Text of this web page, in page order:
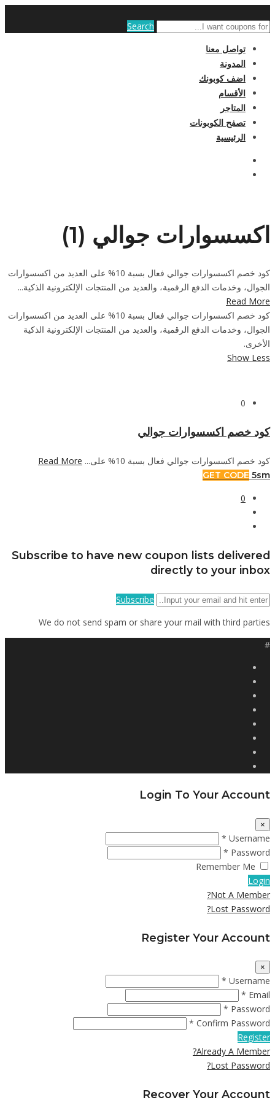
Search
تواصل معنا
المدونة
اضف كوبونك
الأقسام
المتاجر
تصفح الكوبونات
الرئيسية
اكسسوارات جوالي (1)
كود خصم اكسسوارات جوالي فعال بسبة 10% على العديد من اكسسوارات
الجوال، وخدمات الدفع الرقمية، والعديد من المنتجات الإلكترونية الذكية...
Read More
كود خصم اكسسوارات جوالي فعال بسبة 10% على العديد من اكسسوارات
الجوال، وخدمات الدفع الرقمية، والعديد من المنتجات الإلكترونية الذكية
الأخرى.
Show Less
0
كود خصم اكسسوارات جوالي
كود خصم اكسسوارات جوالي فعال بسبة 10% على... Read More
GET CODE 5sm
0
Subscribe to have new coupon lists delivered
directly to your inbox
Subscribe
We do not send spam or share your mail with third parties
#
Login To Your Account
×
Username *
Password *
Remember Me
Login
Not A Member?
Lost Password?
Register Your Account
×
Username *
Email *
Password *
Confirm Password *
Register
Already A Member?
Lost Password?
Recover Your Account